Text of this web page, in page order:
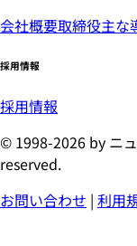
会社概要取締役主な
採用情報
採用情報
© 1998-2026 by ニ
reserved.
お問い合わせ | 利用